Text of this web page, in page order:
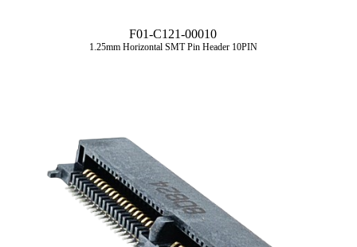
F01-C121-00010
1.25mm Horizontal SMT Pin Header 10PIN